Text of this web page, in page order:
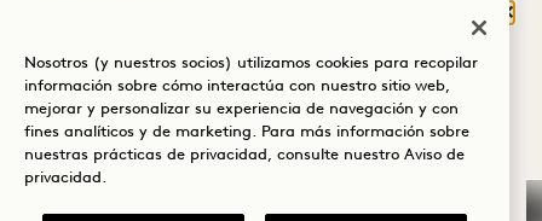
VIDA BAJO LA
SUPERFICIE
Lunes, miércoles y viernes
HANALEI BAY?
Bienestar
Nosotros (y nuestros socios) utilizamos cookies para recopilar
información sobre cómo interactúa con nuestro sitio web,
mejorar y personalizar su experiencia de navegación y con
fines analíticos y de marketing. Para más información sobre
nuestras prácticas de privacidad, consulte nuestro Aviso de
privacidad .